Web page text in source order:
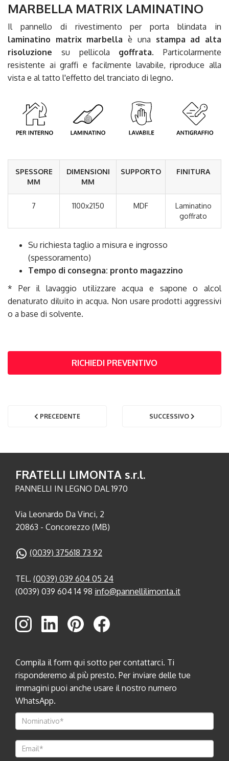
MARBELLA MATRIX LAMINATINO
Il pannello di rivestimento per porta blindata in
laminatino matrix marbella è una stampa ad alta
risoluzione su pellicola goffrata. Particolarmente
resistente ai graffi e facilmente lavabile, riproduce alla
vista e al tatto l'effetto del tranciato di legno.
SPESSORE
MM
DIMENSIONI
MM
SUPPORTO FINITURA
7 1100x2150 MDF
Laminatino
goffrato
Su richiesta taglio a misura e ingrosso
(spessoramento)
Tempo di consegna: pronto magazzino
* Per il lavaggio utilizzare acqua e sapone o alcol
denaturato diluito in acqua. Non usare prodotti aggressivi
o a base di solvente.
RICHIEDI PREVENTIVO
PRECEDENTE SUCCESSIVO
FRATELLI LIMONTA s.r.l.
PANNELLI IN LEGNO DAL 1970
Via Leonardo Da Vinci, 2
20863 - Concorezzo (MB)
(0039) 375618 73 92
TEL. (0039) 039 604 05 24
(0039) 039 604 14 98 info@pannellilimonta.it
Compila il form qui sotto per contattarci. Ti
risponderemo al più presto. Per inviare delle tue
immagini puoi anche usare il nostro numero
WhatsApp.